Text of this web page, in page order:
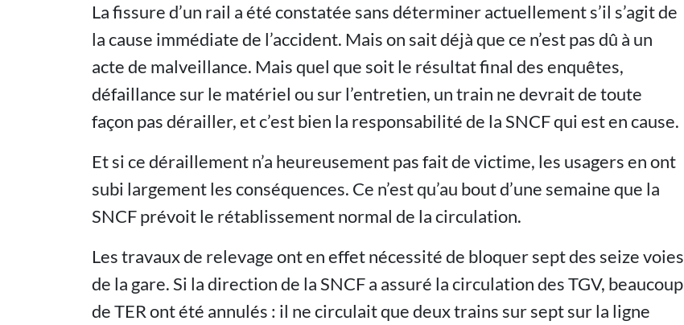
La fissure d’un rail a été constatée sans déterminer actuellement s’il s’agit de
la cause immédiate de l’accident. Mais on sait déjà que ce n’est pas dû à un
acte de malveillance. Mais quel que soit le résultat final des enquêtes,
défaillance sur le matériel ou sur l’entretien, un train ne devrait de toute
façon pas dérailler, et c’est bien la responsabilité de la SNCF qui est en cause.
Et si ce déraillement n’a heureusement pas fait de victime, les usagers en ont
subi largement les conséquences. Ce n’est qu’au bout d’une semaine que la
SNCF prévoit le rétablissement normal de la circulation.
Les travaux de relevage ont en effet nécessité de bloquer sept des seize voies
de la gare. Si la direction de la SNCF a assuré la circulation des TGV, beaucoup
de TER ont été annulés : il ne circulait que deux trains sur sept sur la ligne